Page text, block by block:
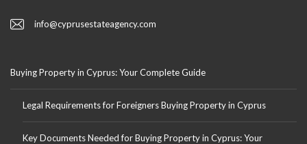
info@cyprusestateagency.com
Buying Property in Cyprus: Your Complete Guide
Legal Requirements for Foreigners Buying Property in Cyprus
Key Documents Needed for Buying Property in Cyprus: Your